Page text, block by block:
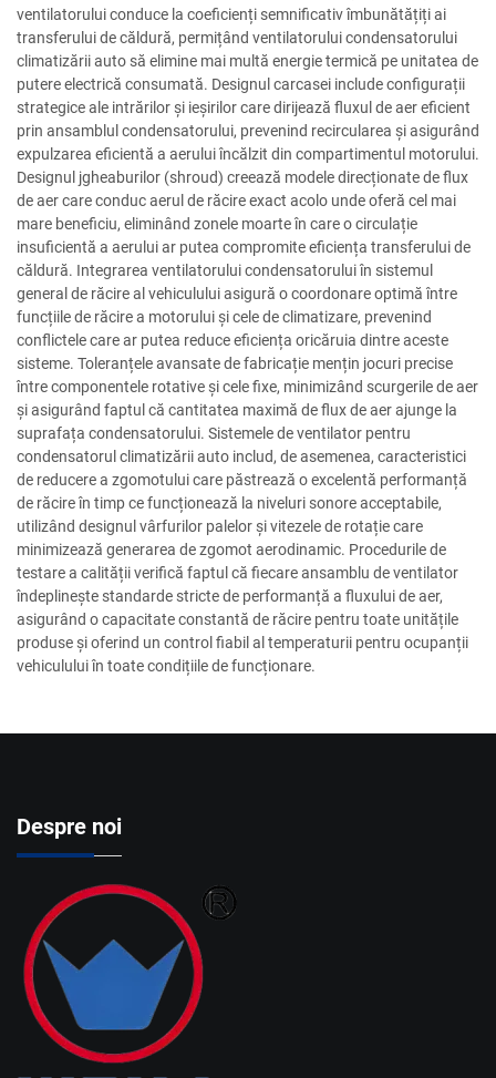
ventilatorului conduce la coeficienți semnificativ îmbunătățiți ai
transferului de căldură, permițând ventilatorului condensatorului
climatizării auto să elimine mai multă energie termică pe unitatea de
putere electrică consumată. Designul carcasei include configurații
strategice ale intrărilor și ieșirilor care dirijează fluxul de aer eficient
prin ansamblul condensatorului, prevenind recircularea și asigurând
expulzarea eficientă a aerului încălzit din compartimentul motorului.
Designul jgheaburilor (shroud) creează modele direcționate de flux
de aer care conduc aerul de răcire exact acolo unde oferă cel mai
mare beneficiu, eliminând zonele moarte în care o circulație
insuficientă a aerului ar putea compromite eficiența transferului de
căldură. Integrarea ventilatorului condensatorului în sistemul
general de răcire al vehiculului asigură o coordonare optimă între
funcțiile de răcire a motorului și cele de climatizare, prevenind
conflictele care ar putea reduce eficiența oricăruia dintre aceste
sisteme. Toleranțele avansate de fabricație mențin jocuri precise
între componentele rotative și cele fixe, minimizând scurgerile de aer
și asigurând faptul că cantitatea maximă de flux de aer ajunge la
suprafața condensatorului. Sistemele de ventilator pentru
condensatorul climatizării auto includ, de asemenea, caracteristici
de reducere a zgomotului care păstrează o excelentă performanță
de răcire în timp ce funcționează la niveluri sonore acceptabile,
utilizând designul vârfurilor palelor și vitezele de rotație care
minimizează generarea de zgomot aerodinamic. Procedurile de
testare a calității verifică faptul că fiecare ansamblu de ventilator
îndeplinește standarde stricte de performanță a fluxului de aer,
asigurând o capacitate constantă de răcire pentru toate unitățile
produse și oferind un control fiabil al temperaturii pentru ocupanții
vehiculului în toate condițiile de funcționare.
Despre noi